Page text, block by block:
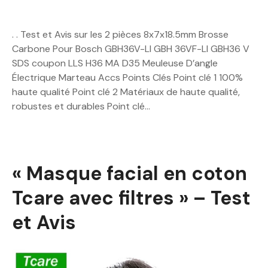
. . Test et Avis sur les 2 pièces 8x7x18.5mm Brosse
Carbone Pour Bosch GBH36V-LI GBH 36VF-LI GBH36 V
SDS coupon LLS H36 MA D35 Meuleuse D’angle
Électrique Marteau Accs Points Clés Point clé 1 100%
haute qualité Point clé 2 Matériaux de haute qualité,
robustes et durables Point clé…
« Masque facial en coton
Tcare avec filtres » – Test
et Avis